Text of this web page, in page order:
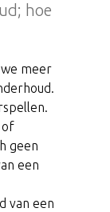
hoe
meer
of
geen
een
van een